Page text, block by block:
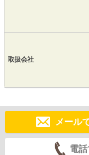
取扱会社
メール
電